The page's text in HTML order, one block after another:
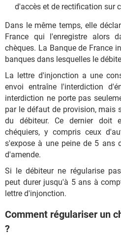
d'accès et de rectification sur
Dans le même temps, elle
France qui l'enregistre alors
chèques. La Banque de France
banques dans lesquelles le
La lettre d'injonction a une
envoi entraîne l'interdiction
interdiction ne porte pas
par le défaut de provision, mais
du débiteur. Ce dernier doit
chéquiers, y compris ceux
s'expose à une peine de 5 ans
d'amende.
Si le débiteur ne régularise
peut durer jusqu'à 5 ans à
lettre d'injonction.
Comment régulariser un
?